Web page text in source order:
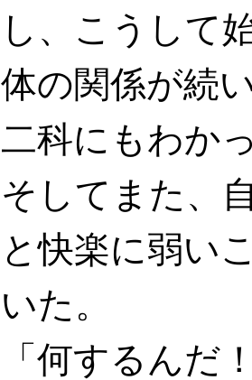
し、こうして
体の関係が続
二科にもわか
そしてまた、
と快楽に弱い
いた。
「何するん